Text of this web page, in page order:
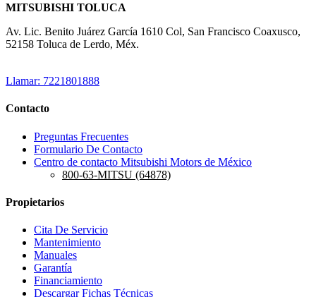
MITSUBISHI TOLUCA
Av. Lic. Benito Juárez García 1610 Col, San Francisco Coaxusco,
52158 Toluca de Lerdo, Méx.
Llamar: 7221801888
Contacto
Preguntas Frecuentes
Formulario De Contacto
Centro de contacto Mitsubishi Motors de México
800-63-MITSU (64878)
Propietarios
Cita De Servicio
Mantenimiento
Manuales
Garantía
Financiamiento
Descargar Fichas Técnicas